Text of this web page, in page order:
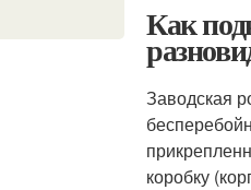
Как
Заводская
коробку